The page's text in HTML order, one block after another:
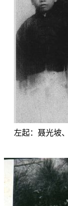
左起：聂光坡